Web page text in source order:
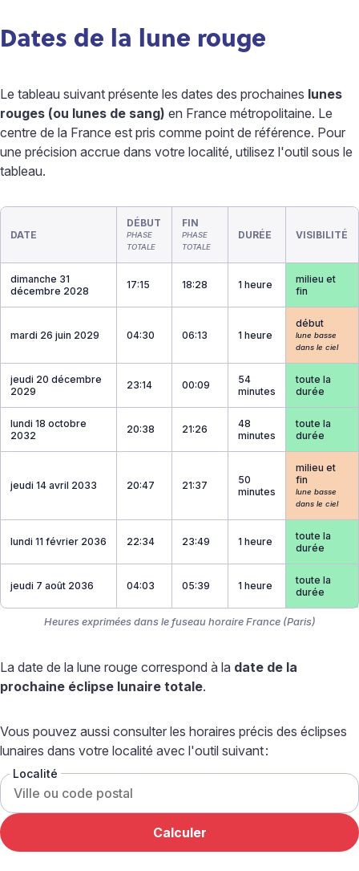
Dates de la lune rouge
Le tableau suivant présente les dates des prochaines lunes
rouges (ou lunes de sang) en France métropolitaine. Le
centre de la France est pris comme point de référence. Pour
une précision accrue dans votre localité, utilisez l'outil sous le
tableau.
DATE
DÉBUT
PHASE
TOTALE
FIN
PHASE
TOTALE
DURÉE VISIBILITÉ
dimanche 31
décembre 2028
17:15 18:28 1 heure
milieu et
fin
mardi 26 juin 2029 04:30 06:13 1 heure
début
lune basse
dans le ciel
jeudi 20 décembre
2029
23:14 00:09
54
minutes
toute la
durée
lundi 18 octobre
2032
20:38 21:26
48
minutes
toute la
durée
jeudi 14 avril 2033 20:47 21:37
50
minutes
milieu et
fin
lune basse
dans le ciel
lundi 11 février 2036 22:34 23:49 1 heure
toute la
durée
jeudi 7 août 2036 04:03 05:39 1 heure
toute la
durée
Heures exprimées dans le fuseau horaire France (Paris)
La date de la lune rouge correspond à la date de la
prochaine éclipse lunaire totale.
Vous pouvez aussi consulter les horaires précis des éclipses
lunaires dans votre localité avec l'outil suivant:
Localité